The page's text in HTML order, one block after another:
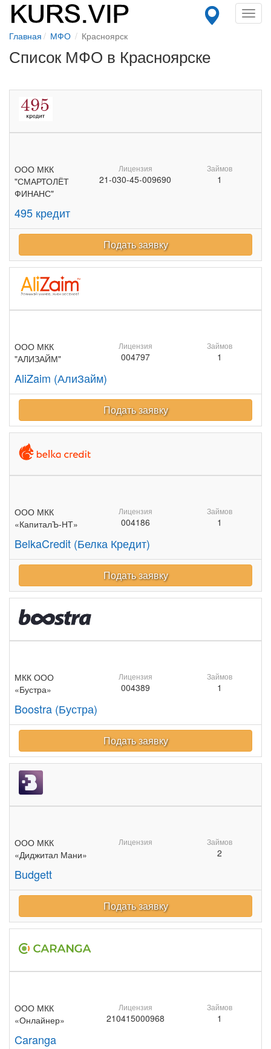
Главная МФО Красноярск
Список МФО в Красноярске
ООО МКК
"СМАРТОЛЁТ
ФИНАНС"
495 кредит
Лицензия
21-030-45-009690
Займов
1
Подать заявку
ООО МКК
"АЛИЗАЙМ"
AliZaim (АлиЗайм)
Лицензия
004797
Займов
1
Подать заявку
ООО МКК
«КапиталЪ-НТ»
BelkaCredit (Белка Кредит)
Лицензия
004186
Займов
1
Подать заявку
МКК ООО
«Бустра»
Boostra (Бустра)
Лицензия
004389
Займов
1
Подать заявку
ООО МКК
«Диджитал Мани»
Budgett
Лицензия Займов
2
Подать заявку
ООО МКК
«Онлайнер»
Caranga
Лицензия
210415000968
Займов
1